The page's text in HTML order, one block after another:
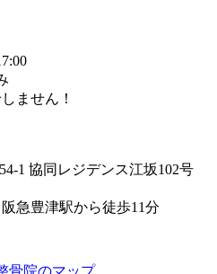
ません！
1 協同レジデンス江坂102号
急豊津駅から徒歩11分